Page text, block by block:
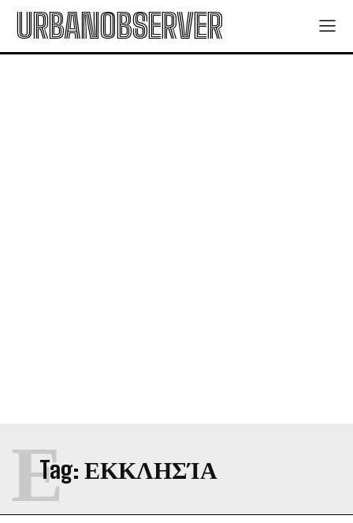
URBANOBSERVER
Tag: ΕΚΚΛΗΣΊΑ
Ε